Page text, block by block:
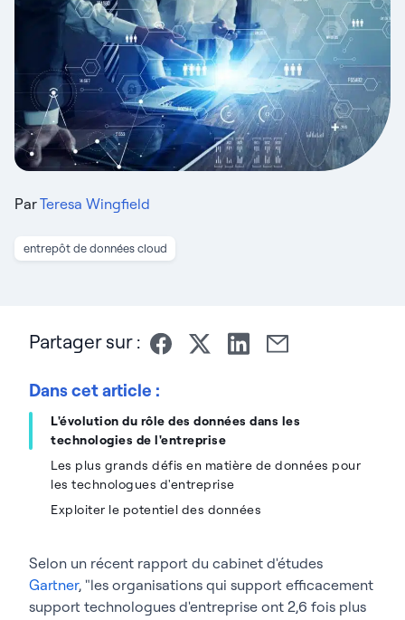
ParTeresa Wingfield
entrepôt de données cloud
Partager sur :
Dans cet article :
L'évolution du rôle des données dans les
technologies de l'entreprise
Les plus grands défis en matière de données pour
les technologues d'entreprise
Exploiter le potentiel des données
Selon un récent rapport du cabinet d'études
Gartner, "les organisations qui support efficacement
support technologues d'entreprise ont 2,6 fois plus